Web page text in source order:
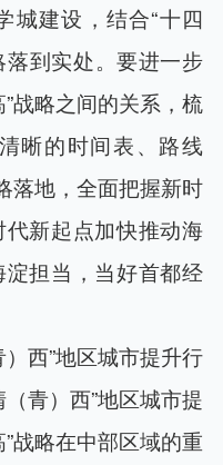
城建设，结合“十四
落到实处。要进一步
战略之间的关系，梳
晰的时间表、路线
落地，全面把握新时
新起点加快推动海
担当，当好首都经
西”地区城市提升行
青）西”地区城市提
战略在中部区域的重